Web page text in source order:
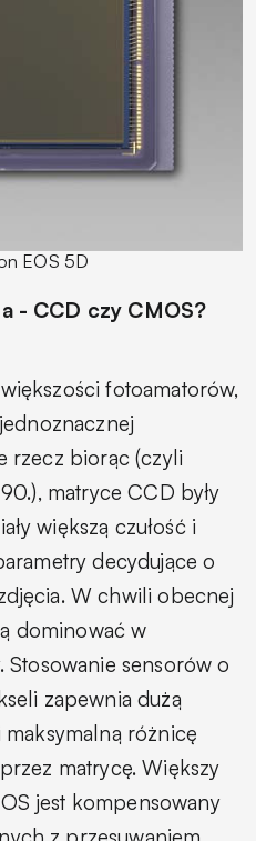
EOS 5D
- CCD czy CMOS?
fotoamatorów,
rzecz biorąc (czyli
matryce CCD były
większą czułość i
decydujące o
W chwili obecnej
dominować w
Stosowanie sensorów o
zapewnia dużą
maksymalną różnicę
matrycę. Większy
jest kompensowany